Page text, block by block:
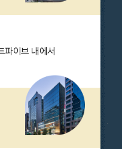
파이브 내에서